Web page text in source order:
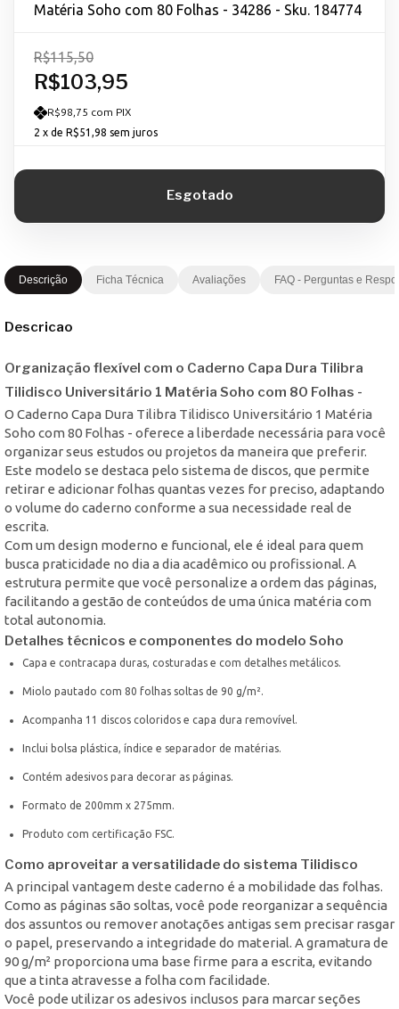
Matéria Soho com 80 Folhas - 34286 - Sku. 184774
R$103,95
R$115,50
R$98,75 com PIX
2 x de R$51,98 sem juros
Descrição Ficha Técnica Avaliações FAQ - Perguntas e
Descricao
Organização flexível com o Caderno Capa Dura Tilibra
Tilidisco Universitário 1 Matéria Soho com 80 Folhas -
O Caderno Capa Dura Tilibra Tilidisco Universitário 1 Matéria
Soho com 80 Folhas - oferece a liberdade necessária para você
organizar seus estudos ou projetos da maneira que preferir.
Este modelo se destaca pelo sistema de discos, que permite
retirar e adicionar folhas quantas vezes for preciso, adaptando
o volume do caderno conforme a sua necessidade real de
escrita.
Com um design moderno e funcional, ele é ideal para quem
busca praticidade no dia a dia acadêmico ou profissional. A
estrutura permite que você personalize a ordem das páginas,
facilitando a gestão de conteúdos de uma única matéria com
total autonomia.
Detalhes técnicos e componentes do modelo Soho
Capa e contracapa duras, costuradas e com detalhes metálicos.
Miolo pautado com 80 folhas soltas de 90 g/m².
Acompanha 11 discos coloridos e capa dura removível.
Inclui bolsa plástica, índice e separador de matérias.
Contém adesivos para decorar as páginas.
Formato de 200mm x 275mm.
Produto com certificação FSC.
Como aproveitar a versatilidade do sistema Tilidisco
A principal vantagem deste caderno é a mobilidade das folhas.
Como as páginas são soltas, você pode reorganizar a sequência
dos assuntos ou remover anotações antigas sem precisar rasgar
o papel, preservando a integridade do material. A gramatura de
90 g/m² proporciona uma base firme para a escrita, evitando
que a tinta atravesse a folha com facilidade.
Você pode utilizar os adesivos inclusos para marcar seções